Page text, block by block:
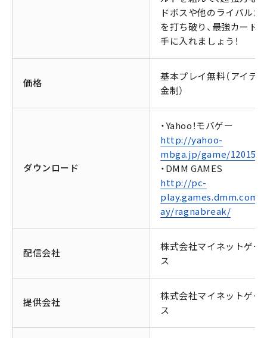
ドボスや他のライバルた
を打ち破り、最強カード
手に入れましょう！
価格
基本プレイ無料（アイテ
金制）
ダウンロード
・Yahoo！モバゲー
http://yahoo-
mbga.jp/game/
・DMM GAMES
http://pc-
play.games.dmm.com/
ay/ragnabreak/
配信会社
株式会社マイネットゲー
ス
提供会社
株式会社マイネットゲー
ス